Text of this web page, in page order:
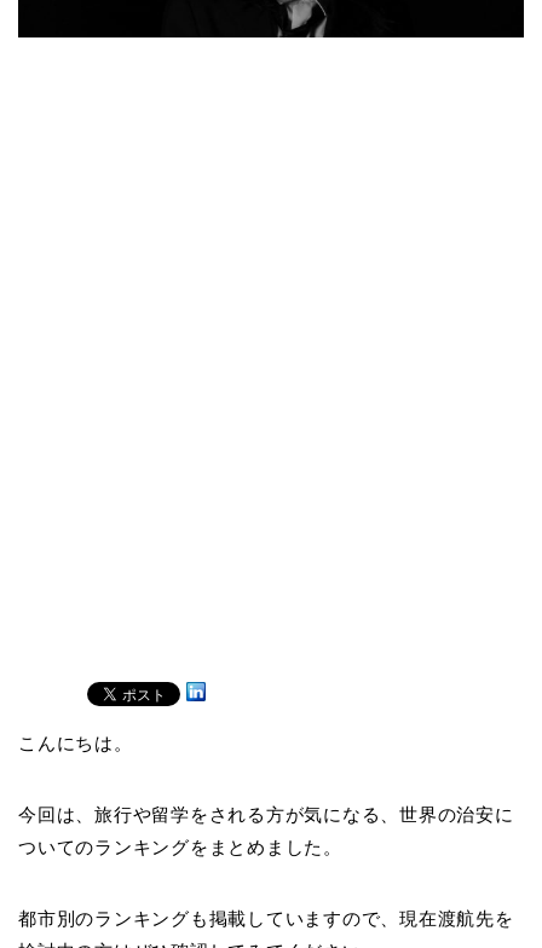
こんにちは。
今回は、旅行や留学をされる方が気になる、世界の治安に
ついてのランキングをまとめました。
都市別のランキングも掲載していますので、現在渡航先を